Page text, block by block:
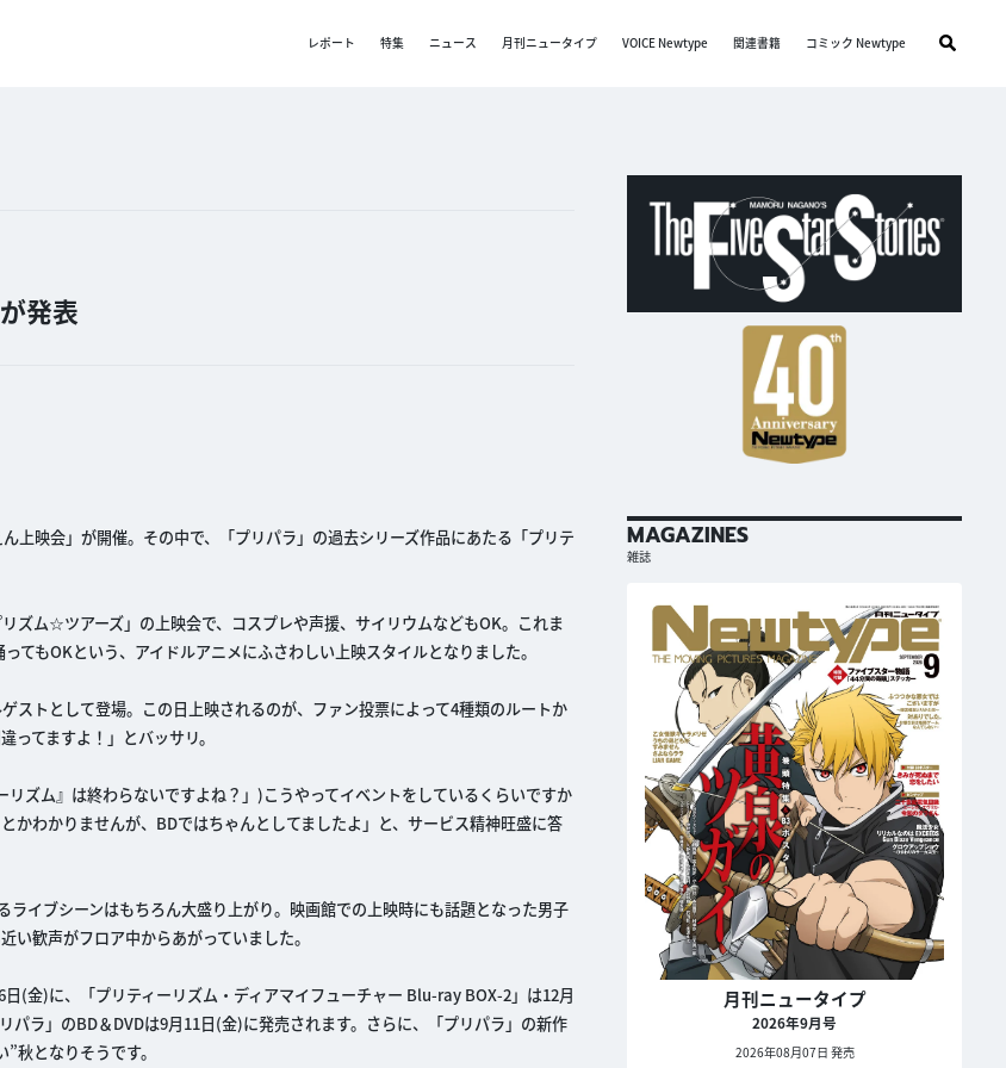
レポート 特集 ニュース 月刊ニュータイプ VOICE Newtype 関連書籍 コミック Newtype
発表
上映会」が開催。その中で、「プリパラ」の過去シリーズ作品にあたる「プリテ
ズム☆ツアーズ」の上映会で、コスプレや声援、サイリウムなどもOK。これま
もOKという、アイドルアニメにふさわしい上映スタイルとなりました。
ストとして登場。この日上映されるのが、ファン投票によって4種類のルートか
てますよ！」とバッサリ。
ズム』は終わらないですよね？」)こうやってイベントをしているくらいですか
わかりませんが、BDではちゃんとしてましたよ」と、サービス精神旺盛に答
イブシーンはもちろん大盛り上がり。映画館での上映時にも話題となった男子
歓声がフロア中からあがっていました。
(金)に、「プリティーリズム・ディアマイフューチャー Blu-ray BOX-2」は12月
ラ」のBD＆DVDは9月11日(金)に発売されます。さらに、「プリパラ」の新作
秋となりそうです。
MAGAZINES
雑誌
月刊ニュータイプ
2026年9月号
2026年08月07日 発売